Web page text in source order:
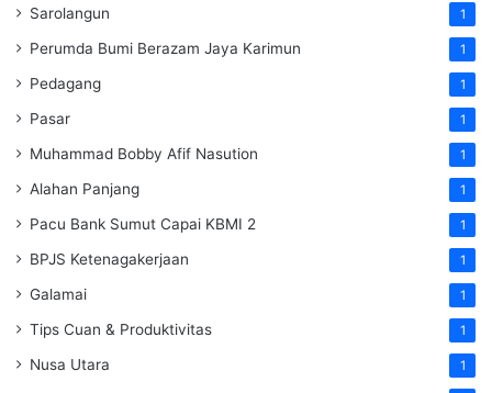
Sarolangun 1
Perumda Bumi Berazam Jaya Karimun 1
Pedagang 1
Pasar 1
Muhammad Bobby Afif Nasution 1
Alahan Panjang 1
Pacu Bank Sumut Capai KBMI 2 1
BPJS Ketenagakerjaan 1
Galamai 1
Tips Cuan & Produktivitas 1
Nusa Utara 1